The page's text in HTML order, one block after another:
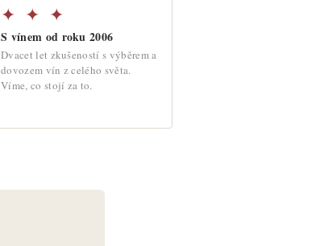
✦ ✦ ✦
S vínem od roku 2006
Dvacet let zkušeností s výběrem a
dovozem vín z celého světa.
Víme, co stojí za to.